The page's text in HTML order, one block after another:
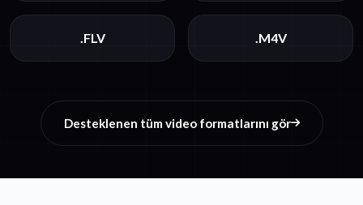
.FLV .M4V
Desteklenen tüm video formatlarını gör